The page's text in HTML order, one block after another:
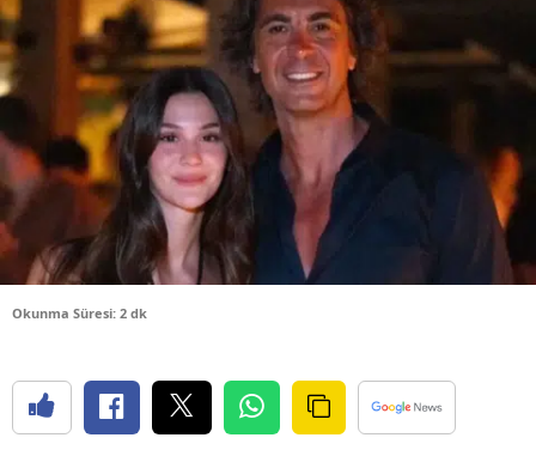
Bingöl
Burdur
Çanakkale
Çorum
Denizli
Okunma Süresi: 2 dk